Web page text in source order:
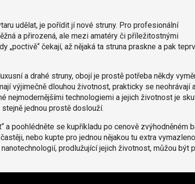
udělat, je pořídit jí nové struny. Pro profesionální
a přirozená, ale mezi amatéry či příležitostnými
„poctivě“ čekají, až nějaká ta struna praskne a pak
a drahé struny, obojí je prostě potřeba někdy
výjimečně dlouhou životnost, prakticky se neohrávají
nejmodernějšími technologiemi a jejich životnost je
jednou prostě doslouží.
a poohlédněte se kupříkladu po cenově zvýhodněném
nebo kupte pro jednou nějakou tu extra
prodlužující jejich životnost, můžou být